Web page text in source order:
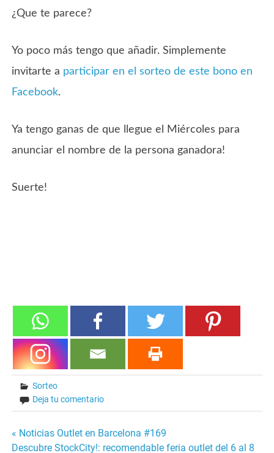
¿Que te parece?
Yo poco más tengo que añadir. Simplemente
invitarte a participar en el sorteo de este bono en
Facebook.
Ya tengo ganas de que llegue el Miércoles para
anunciar el nombre de la persona ganadora!
Suerte!
Sorteo
Deja tu comentario
« Noticias Outlet en Barcelona #169
Descubre StockCity!: recomendable feria outlet del 6 al 8